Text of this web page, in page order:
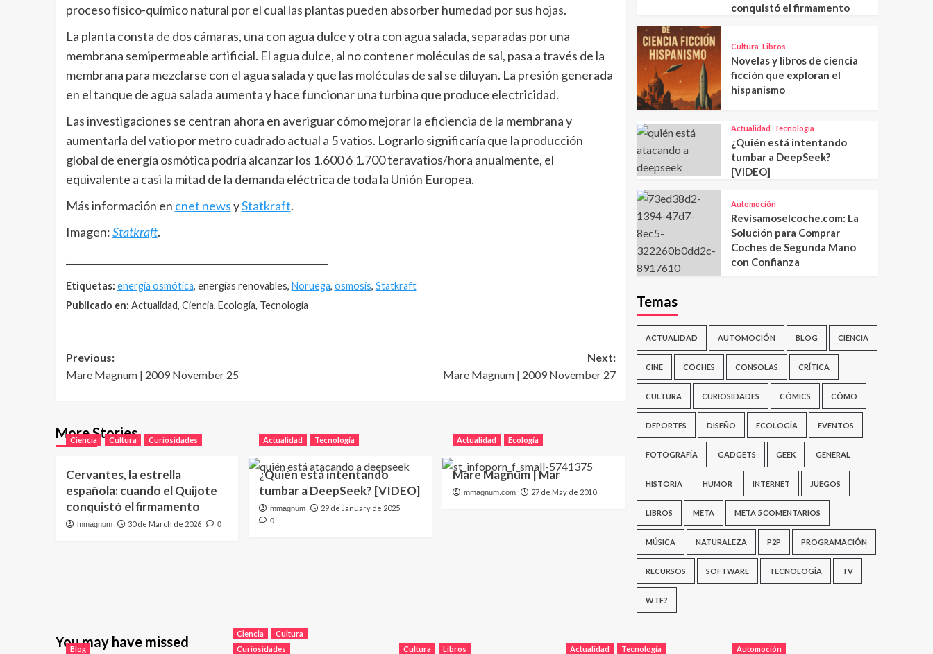
proceso físico-químico natural por el cual las plantas pueden absorber humedad por sus hojas.
La planta consta de dos cámaras, una con agua dulce y otra con agua salada, separadas por una
membrana semipermeable artificial. El agua dulce, al no contener moléculas de sal, pasa a través de la
membrana para mezclarse con el agua salada y que las moléculas de sal se diluyan. La presión generada
en el tanque de agua salada aumenta y hace funcionar una turbina que produce electricidad.
Las investigaciones se centran ahora en averiguar cómo mejorar la eficiencia de la membrana y
aumentarla del vatio por metro cuadrado actual a 5 vatios. Lograrlo significaría que la producción
global de energía osmótica podría alcanzar los 1.600 ó 1.700 teravatios/hora anualmente, el
equivalente a casi la mitad de la demanda eléctrica de toda la Unión Europea.
Más información en cnet newsyStatkraft.
Imagen:Statkraft.
Etiquetas: energía osmótica, energías renovables, Noruega, osmosis, Statkraft
Publicado en: Actualidad, Ciencia, Ecología, Tecnología
Post
navigation
Previous:
Mare Magnum | 2009 November 25
Next:
Mare Magnum | 2009 November 27
More Stories
Ciencia Cultura Curiosidades
Cervantes, la estrella
española: cuando el Quijote
conquistó el firmamento
mmagnum 30 de March de 2026 0
Actualidad Tecnología
¿Quién está intentando
tumbar a DeepSeek? [VIDEO]
mmagnum 29 de January de 2025
0
Actualidad Ecología
Mare Magnum | Mar
mmagnum.com 27 de May de 2010
conquistó el firmamento
Cultura Libros
Novelas y libros de ciencia
ficción que exploran el
hispanismo
Actualidad Tecnología
¿Quién está intentando
tumbar a DeepSeek?
[VIDEO]
Automoción
Revisamoselcoche.com: La
Solución para Comprar
Coches de Segunda Mano
con Confianza
Temas
ACTUALIDAD AUTOMOCIÓN BLOG CIENCIA
CINE COCHES CONSOLAS CRÍTICA
CULTURA CURIOSIDADES CÓMICS CÓMO
DEPORTES DISEÑO ECOLOGÍA EVENTOS
FOTOGRAFÍA GADGETS GEEK GENERAL
HISTORIA HUMOR INTERNET JUEGOS
LIBROS META META 5 COMENTARIOS
MÚSICA NATURALEZA P2P PROGRAMACIÓN
RECURSOS SOFTWARE TECNOLOGÍA TV
WTF?
You may have missed
Blog
Ciencia
Cultura
Curiosidades
Cultura Libros Actualidad Tecnología Automoción